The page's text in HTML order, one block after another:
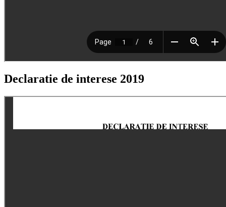
Declaratie de interese 2019